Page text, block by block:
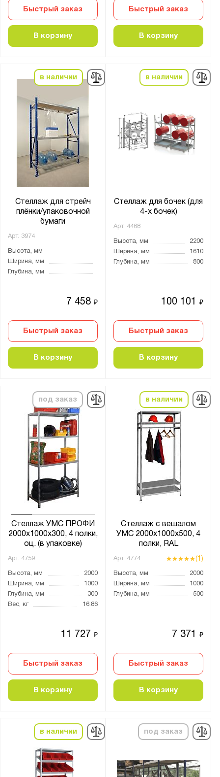
Быстрый заказ
В корзину
Быстрый заказ
В корзину
в наличии
Стеллаж для стрейч
плёнки/упаковочной
бумаги
Арт. 3974
Высота, мм
Ширина, мм
Глубина, мм
7 458₽
Быстрый заказ
В корзину
в наличии
Стеллаж для бочек (для
4-х бочек)
Арт. 4468
Высота, мм
2200
Ширина, мм
1610
Глубина, мм
800
100 101₽
Быстрый заказ
В корзину
под заказ
Стеллаж УМС ПРОФИ
2000х1000х300, 4 полки,
оц. (в упаковке)
Арт. 4759
Высота, мм
2000
Ширина, мм
1000
Глубина, мм
300
Вес, кг
16.86
11 727₽
Быстрый заказ
В корзину
в наличии
Стеллаж с вешалом
УМС 2000х1000х500, 4
полки, RAL
Арт. 4774 (1)
Высота, мм
2000
Ширина, мм
1000
Глубина, мм
500
7 371₽
Быстрый заказ
В корзину
в наличии под заказ
Нагрузка на полку, кг:
Без настила
ДСП
ЛДСП
МДФ
Металл
Фанера
оцинкованное
Толщина:
Количество ярусов:
3
4
6
7
8
9
Агатовый серый (RAL 7038)
Антрацитово-серый (RAL 7016)
Муар металлик (RAL 9005)
Оранжевый (RAL 2004)
Светло-серый (RAL 7035)
Светло-серый (RAL 9002)
Сигнальный синий (RAL 5005)
Синий (RAL 5010)
Двухсторонний
Роликовая направляющая
для бутылей
для кладовки
наклонный
настенный